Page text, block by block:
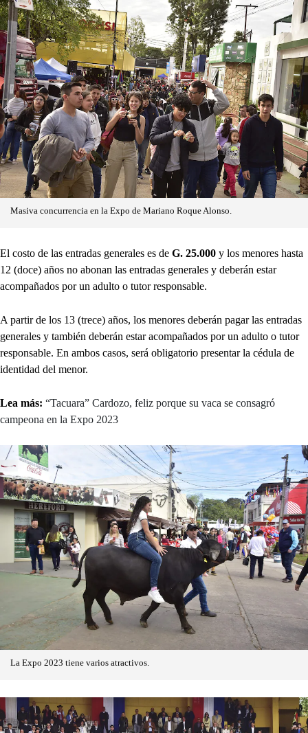
Masiva concurrencia en la Expo de Mariano Roque Alonso.
El costo de las entradas generales es de G. 25.000 y los menores hasta
12 (doce) años no abonan las entradas generales y deberán estar
acompañados por un adulto o tutor responsable.
A partir de los 13 (trece) años, los menores deberán pagar las entradas
generales y también deberán estar acompañados por un adulto o tutor
responsable. En ambos casos, será obligatorio presentar la cédula de
identidad del menor.
Lea más: “Tacuara” Cardozo, feliz porque su vaca se consagró
campeona en la Expo 2023
La Expo 2023 tiene varios atractivos.